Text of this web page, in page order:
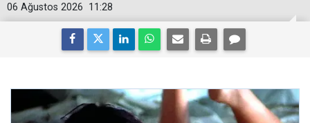
11:28
06 Ağustos 2026